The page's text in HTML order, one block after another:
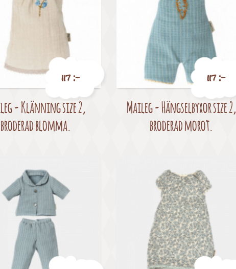
Pris
117 :-
- Klänning size 2,
broderad blomma.
Pris
117 :-
Maileg - Hängselbyxor size 2,
broderad morot.